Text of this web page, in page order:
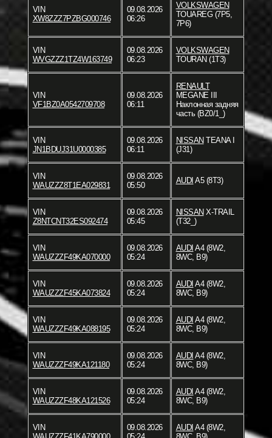
VIN
XW8ZZZ7PZBG000746
09.08.2026
06:26
VOLKSWAGEN
TOUAREG (7P5,
7P6)
VIN
WVGZZZ1TZ4W163749
09.08.2026
06:23
VOLKSWAGEN
TOURAN (1T3)
VIN
VF1BZ0A0542709708
09.08.2026
06:11
RENAULT
MEGANE III
Наклонная задняя
часть (BZ0/1_)
VIN
JN1BDUJ31U0000385
09.08.2026
06:11
NISSAN TEANA I
(J31)
VIN
WAUZZZ8T1EA029831
09.08.2026
05:50
AUDI A5 (8T3)
VIN
Z8NTCNT32ES092474
09.08.2026
05:45
NISSAN X-TRAIL
(T32_)
VIN
WAUZZZF49KA070000
09.08.2026
05:24
AUDI A4 (8W2,
8WC, B9)
VIN
WAUZZZF45KA073824
09.08.2026
05:24
AUDI A4 (8W2,
8WC, B9)
VIN
WAUZZZF49KA088195
09.08.2026
05:24
AUDI A4 (8W2,
8WC, B9)
VIN
WAUZZZF49KA121180
09.08.2026
05:24
AUDI A4 (8W2,
8WC, B9)
VIN
WAUZZZF48KA121526
09.08.2026
05:24
AUDI A4 (8W2,
8WC, B9)
VIN
09.08.2026
AUDI A4 (8W2,